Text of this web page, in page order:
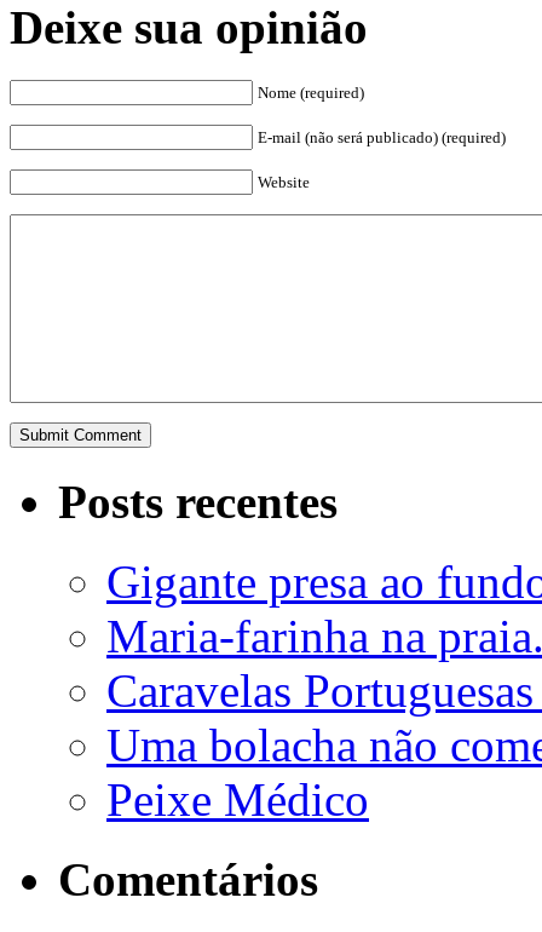
Deixe sua opinião
Nome (required)
E-mail (não será publicado) (required)
Website
Posts recentes
Gigante presa ao
Maria-farinha na
Caravelas
Uma bolacha não
Peixe Médico
Comentários